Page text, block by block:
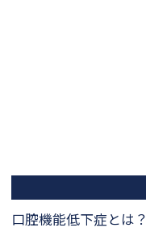
口腔機能低下症とは？